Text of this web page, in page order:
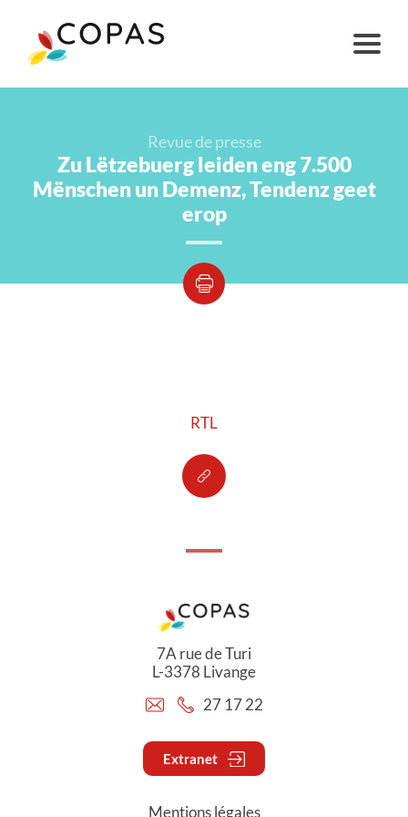
Revue de presse
Zu Lëtzebuerg leiden eng 7.500
Mënschen un Demenz, Tendenz geet
erop
RTL
7A rue de Turi
L-3378 Livange
27 17 22
Extranet
Mentions légales